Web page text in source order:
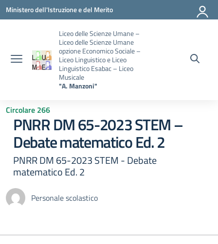
Vai ai contenuti
Vai al menu di navigazione
Vai al footer
Ministero dell'Istruzione e del Merito
Liceo delle Scienze Umane –
Liceo delle Scienze Umane
opzione Economico Sociale –
Liceo Linguistico e Liceo
Linguistico Esabac – Liceo
Musicale
"A. Manzoni"
Circolare 266
PNRR DM 65-2023 STEM –
Debate matematico Ed. 2
PNRR DM 65-2023 STEM - Debate
matematico Ed. 2
Personale scolastico